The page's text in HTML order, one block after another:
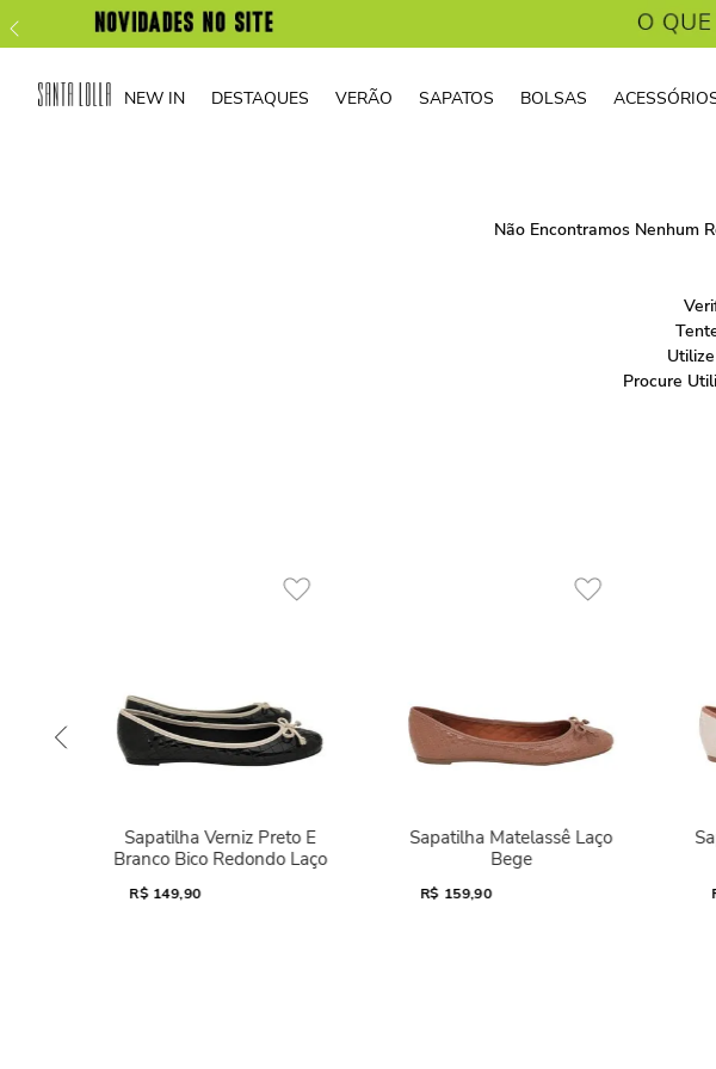
NEW IN DESTAQUES VERÃO SAPATOS BOLSAS
Não Encontramos Nenhum
Procure
Sapatilha Verniz Preto E
Branco Bico Redondo Laço
R$ 149,90
Sapatilha Matelassê Laço
Bege
R$ 159,90